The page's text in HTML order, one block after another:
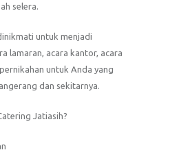
selera.
untuk menjadi
lamaran, acara kantor, acara
untuk Anda yang
dan sekitarnya.
Jatiasih?